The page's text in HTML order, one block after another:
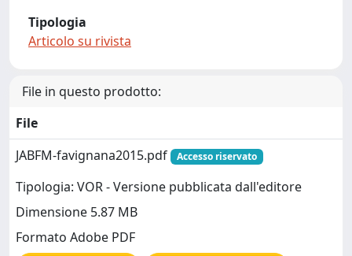
Tipologia
Articolo su rivista
File in questo prodotto:
File
JABFM-favignana2015.pdf
Accesso riservato
Tipologia: VOR - Versione pubblicata dall'editore
Dimensione 5.87 MB
Formato Adobe PDF